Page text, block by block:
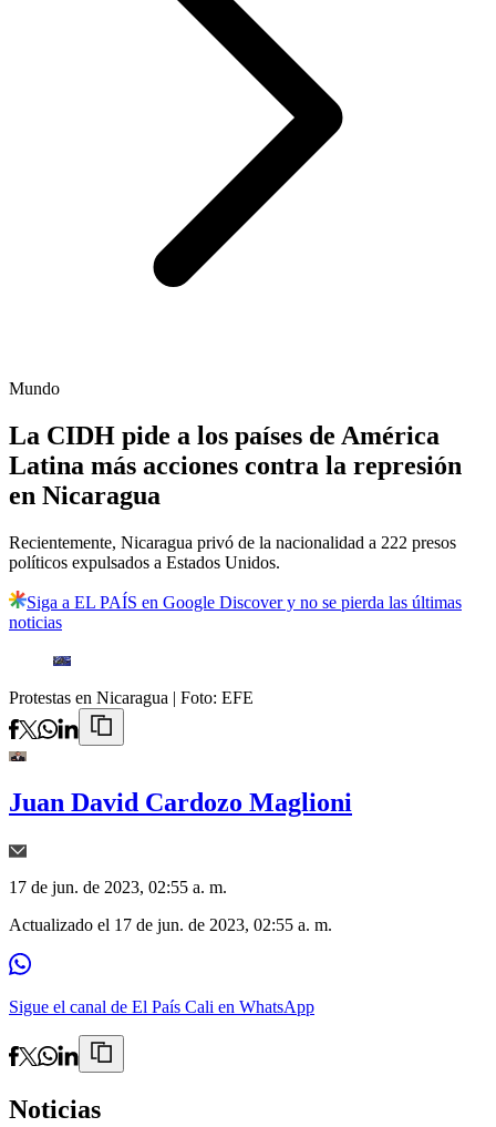
Mundo
La CIDH pide a los países de América
Latina más acciones contra la represión
en Nicaragua
Recientemente, Nicaragua privó de la nacionalidad a 222 presos
políticos expulsados a Estados Unidos.
Siga a EL PAÍS en Google Discover y no se pierda las últimas
noticias
Protestas en Nicaragua | Foto: EFE
Juan David Cardozo Maglioni
17 de jun. de 2023, 02:55 a. m.
Actualizado el 17 de jun. de 2023, 02:55 a. m.
Sigue el canal de El País Cali en WhatsApp
Noticias